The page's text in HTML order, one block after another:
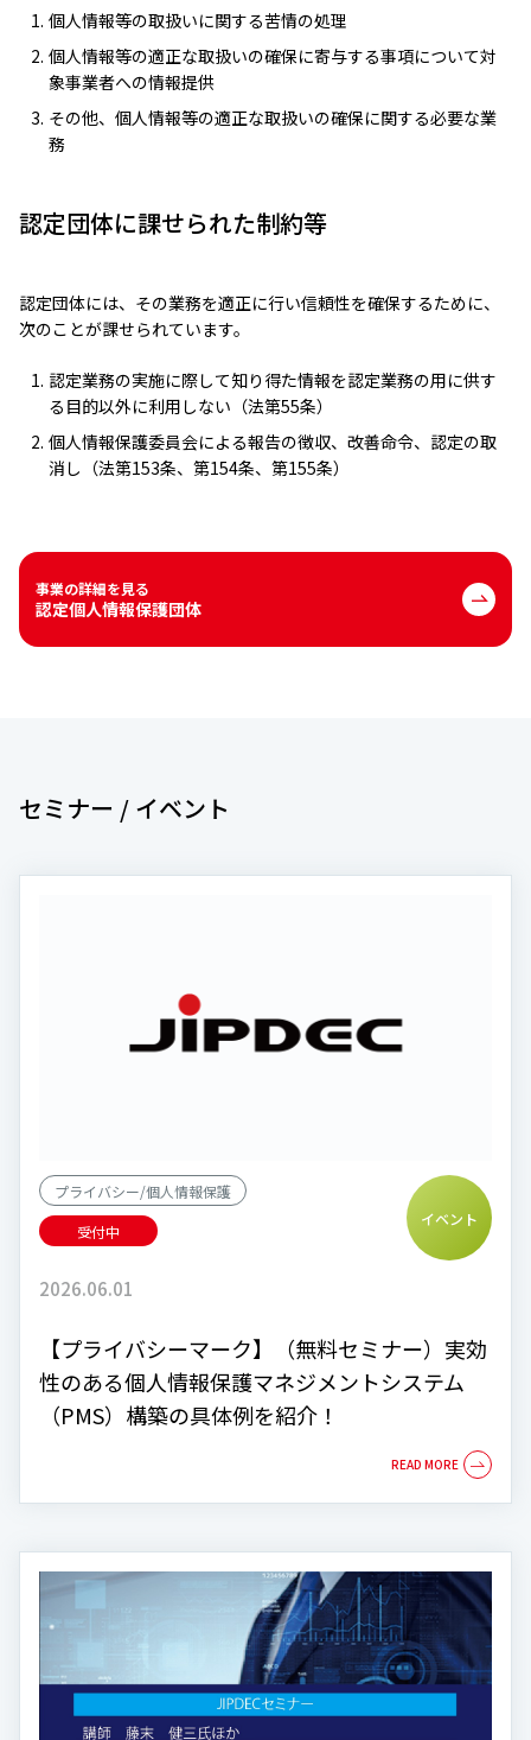
個人情報等の取扱いに関する苦情の処理
個人情報等の適正な取扱いの確保に寄与する事項について対
象事業者への情報提供
その他、個人情報等の適正な取扱いの確保に関する必要な業
務
認定団体に課せられた制約等
認定団体には、その業務を適正に行い信頼性を確保するために、
次のことが課せられています。
認定業務の実施に際して知り得た情報を認定業務の用に供す
る目的以外に利用しない（法第55条）
個人情報保護委員会による報告の徴収、改善命令、認定の取
消し（法第153条、第154条、第155条）
事業の詳細を見る
認定個人情報保護団体
セミナー / イベント
プライバシー/個人情報保護
受付中
イベント
2026.06.01
【プライバシーマーク】（無料セミナー）実効
性のある個人情報保護マネジメントシステム
（PMS）構築の具体例を紹介！